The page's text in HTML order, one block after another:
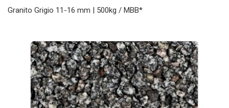
Granito Grigio 11-16 mm | 500kg / MBB*